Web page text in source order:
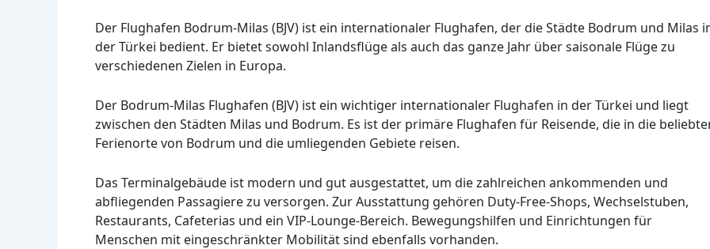
Der Flughafen Bodrum-Milas (BJV) ist ein internationaler Flughafen, der die Städte Bodrum und Milas
der Türkei bedient. Er bietet sowohl Inlandsflüge als auch das ganze Jahr über saisonale Flüge zu
verschiedenen Zielen in Europa.
Der Bodrum-Milas Flughafen (BJV) ist ein wichtiger internationaler Flughafen in der Türkei und liegt
zwischen den Städten Milas und Bodrum. Es ist der primäre Flughafen für Reisende, die in die
Ferienorte von Bodrum und die umliegenden Gebiete reisen.
Das Terminalgebäude ist modern und gut ausgestattet, um die zahlreichen ankommenden und
abfliegenden Passagiere zu versorgen. Zur Ausstattung gehören Duty-Free-Shops, Wechselstuben,
Restaurants, Cafeterias und ein VIP-Lounge-Bereich. Bewegungshilfen und Einrichtungen für
Menschen mit eingeschränkter Mobilität sind ebenfalls vorhanden.